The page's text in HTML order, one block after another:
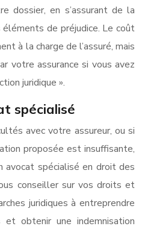
dossier, en s’assurant de la
de préjudice. Le coût
à la charge de l’assuré, mais
votre assurance si vous avez
juridique ».
spécialisé
avec votre assureur, ou si
proposée est insuffisante,
avocat spécialisé en droit des
conseiller sur vos droits et
juridiques à entreprendre
obtenir une indemnisation